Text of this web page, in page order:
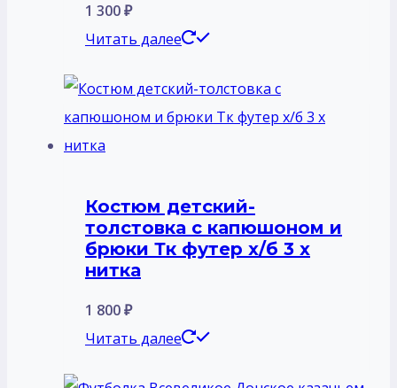
1 300₽
Читать далее
Костюм детский-
толстовка с капюшоном и
брюки Тк футер х/б 3 х
нитка
1 800₽
Читать далее